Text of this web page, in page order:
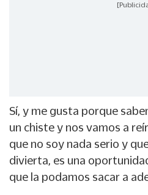
Sí, y me gusta porque
un chiste y nos vamos a
que no soy nada serio y
divierta, es una
que la podamos sacar a